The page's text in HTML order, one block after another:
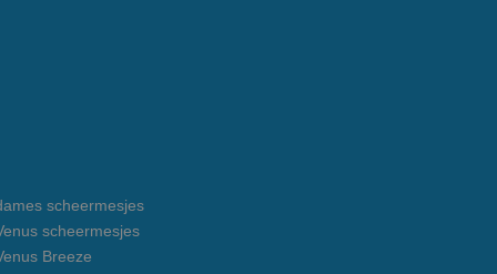
scheermesjes
scheermesjes
Breeze